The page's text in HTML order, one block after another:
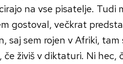
na vse pisatelje. Tudi
gostoval, večkrat
saj sem rojen v Afriki,
če živiš v diktaturi. Ni hec,